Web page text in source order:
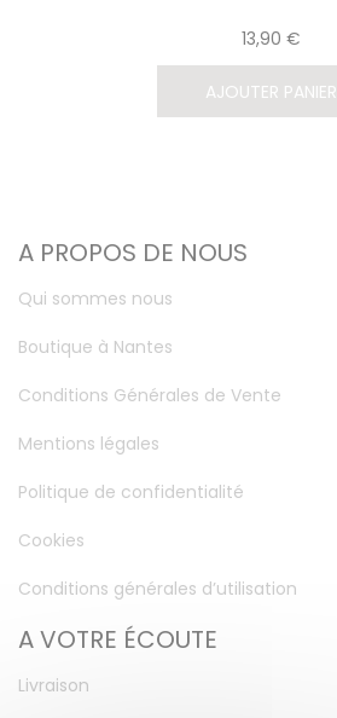
13,90 €
AJOUTER PANIER
A PROPOS DE NOUS
Qui sommes nous
Boutique à Nantes
Conditions Générales de Vente
Mentions légales
Politique de confidentialité
Cookies
Conditions générales d’utilisation
A VOTRE ÉCOUTE
Livraison